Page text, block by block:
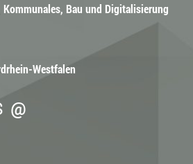
Bau und Digitalisierung
Westfalen
@